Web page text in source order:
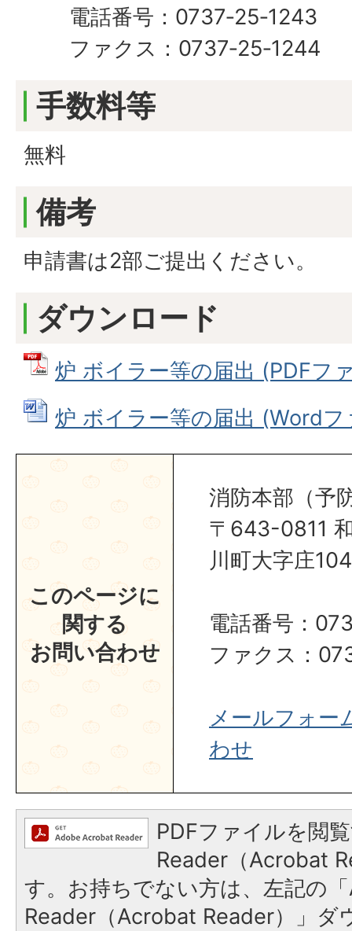
電話番号：0737‐25‐1243
ファクス：0737‐25‐1244
手数料等
無料
備考
申請書は2部ご提出ください。
ダウンロード
炉 ボイラー等の届出 (PDFフ
炉 ボイラー等の届出 (Word
このページに
関する
お問い合わせ
消防本部（予
〒643-0811
川町大字庄
電話番号：
ファクス：
メールフォー
わせ
PDFファイルを閲
Reader（Acrobat
す。お持ちでない方は、左記の
Reader（Acrobat Reader）」ダ